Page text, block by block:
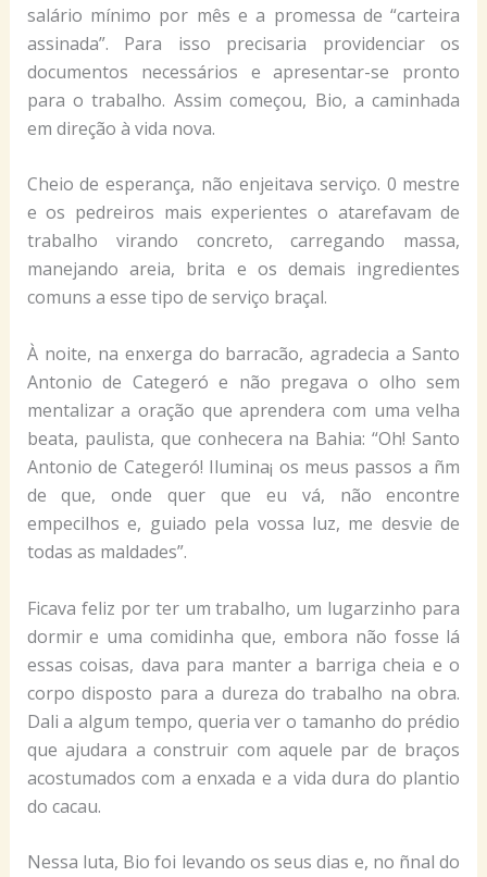
salário mínimo por mês e a promessa de “carteira
assinada”. Para isso precisaria providenciar os
documentos necessários e apresentar-se pronto
para o trabalho. Assim começou, Bio, a caminhada
em direção à vida nova.
Cheio de esperança, não enjeitava serviço. 0 mestre
e os pedreiros mais experientes o atarefavam de
trabalho virando concreto, carregando massa,
manejando areia, brita e os demais ingredientes
comuns a esse tipo de serviço braçal.
À noite, na enxerga do barracão, agradecia a Santo
Antonio de Categeró e não pregava o olho sem
mentalizar a oração que aprendera com uma velha
beata, paulista, que conhecera na Bahia: “Oh! Santo
Antonio de Categeró! Ilumina¡ os meus passos a ñm
de que, onde quer que eu vá, não encontre
empecilhos e, guiado pela vossa luz, me desvie de
todas as maldades”.
Ficava feliz por ter um trabalho, um lugarzinho para
dormir e uma comidinha que, embora não fosse lá
essas coisas, dava para manter a barriga cheia e o
corpo disposto para a dureza do trabalho na obra.
Dali a algum tempo, queria ver o tamanho do prédio
que ajudara a construir com aquele par de braços
acostumados com a enxada e a vida dura do plantio
do cacau.
Nessa luta, Bio foi levando os seus dias e, no ñnal do